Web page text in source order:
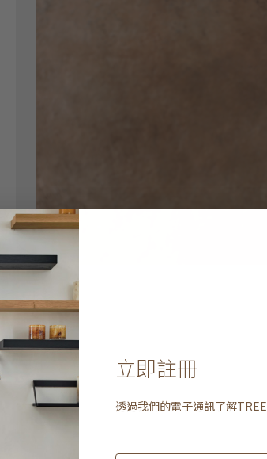
立即註冊
透過我們的電子通訊了解TREE